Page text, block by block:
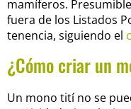
mamíferos.
fuera de los Listados
tenencia, siguiendo el
¿Cómo criar un
Un mono tití no se